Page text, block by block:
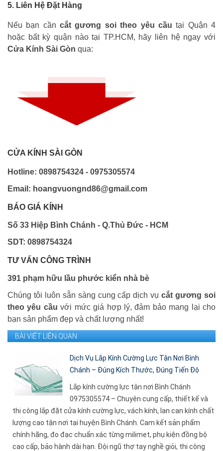
5. Liên Hệ Đặt Hàng
Nếu bạn cầncắt gương soi theo yêu cầu tại Quận 4
hoặc bất kỳ quận nào tại TP.HCM, hãy liên hệ ngay với
Cửa Kính Sài Gòn qua:
CỬA KÍNH SÀI GÒN
Hotline: 0898754324 - 0975305574
Email: hoangvuongnd86@gmail.com
BÁO GIÁ KÍNH
Số 33 Hiệp Bình Chánh - Q.Thủ Đức - HCM
SDT: 0898754324
TƯ VẤN CÔNG TRÌNH
391 phạm hữu lầu phước kiển nhà bè
Chúng tôi luôn sẵn sàng cung cấp dịch vụcắt gương soi
theo yêu cầu với mức giá hợp lý, đảm bảo mang lại cho
bạn sản phẩm đẹp và chất lượng nhất!
BÀI VIẾT LIÊN QUAN
Dịch Vụ Lắp Kính Cường Lực Tận Nơi Bình
Chánh – Đúng Kích Thước, Đúng Tiến Độ
Lắp kính cường lực tận nơi Bình Chánh
0975305574 – Chuyên cung cấp, thiết kế và
thi công lắp đặt cửa kính cường lực, vách kính, lan can kính chất
lượng cao tận nơi tại huyện Bình Chánh. Cam kết sản phẩm
chính hãng, đo đạc chuẩn xác từng milimet, phụ kiện đồng bộ
cao cấp, bảo hành dài hạn. Đội ngũ thợ tay nghề giỏi, thi công